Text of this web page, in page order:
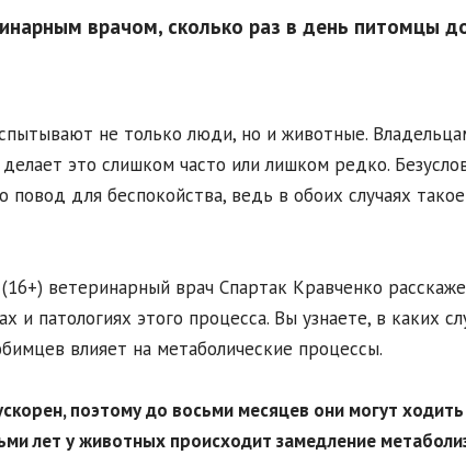
врачом, сколько раз в день питомцы
не только люди, но и животные.
это слишком часто или лишком редко.
повод для беспокойства, ведь в обоих случаях
ветеринарный врач Спартак Кравченко
и патологиях этого процесса. Вы узнаете, в каких
влияет на метаболические процессы.
поэтому до восьми месяцев они могут
лет у животных происходит замедление